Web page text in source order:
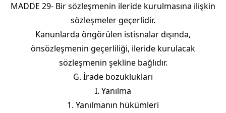
MADDE 29- Bir sözleşmenin ileride kurulmasına ilişkin
sözleşmeler geçerlidir.
Kanunlarda öngörülen istisnalar dışında,
önsözleşmenin geçerliliği, ileride kurulacak
sözleşmenin şekline bağlıdır.
G. İrade bozuklukları
I. Yanılma
1. Yanılmanın hükümleri